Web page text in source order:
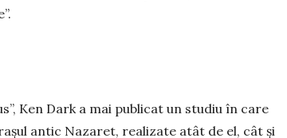
Ken Dark a mai publicat un studiu în care
antic Na­zaret, realizate atât de el, cât și